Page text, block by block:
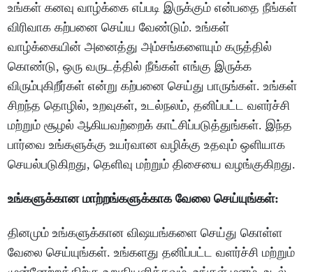
உங்கள் கனவு வாழ்க்கை எப்படி இருக்கும் என்பதை நீங்கள்
விரிவாக கற்பனை செய்ய வேண்டும். உங்கள்
வாழ்க்கையின் அனைத்து அம்சங்களையும் கருத்தில்
கொண்டு, ஒரு வருடத்தில் நீங்கள் எங்கு இருக்க
விரும்புகிறீர்கள் என்று கற்பனை செய்து பாருங்கள். உங்கள்
சிறந்த தொழில், உறவுகள், உடல்நலம், தனிப்பட்ட வளர்ச்சி
மற்றும் சூழல் ஆகியவற்றைக் காட்சிப்படுத்துங்கள். இந்த
பார்வை உங்களுக்கு உயர்வான வழிக்கு உதவும் ஒளியாக
செயல்படுகிறது, தெளிவு மற்றும் திசையை வழங்குகிறது.
உங்களுக்கான மாற்றங்களுக்காக வேலை செய்யுங்கள்:
தினமும் உங்களுக்கான விஷயங்களை செய்து கொள்ள
வேலை செய்யுங்கள். உங்களது தனிப்பட்ட வளர்ச்சி மற்றும்